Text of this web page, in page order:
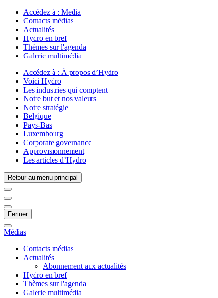
Accédez à : Media
Contacts médias
Actualités
Hydro en bref
Thèmes sur l'agenda
Galerie multimédia
Accédez à : À propos d’Hydro
Voici Hydro
Les industries qui comptent
Notre but et nos valeurs
Notre stratégie
Belgique
Pays-Bas
Luxembourg
Corporate governance
Approvisionnement
Les articles d’Hydro
Retour au menu principal
Fermer
Médias
Contacts médias
Actualités
Abonnement aux actualités
Hydro en bref
Thèmes sur l'agenda
Galerie multimédia